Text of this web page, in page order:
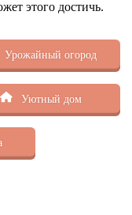
этого достичь.
Урожайный огород
Уютный дом